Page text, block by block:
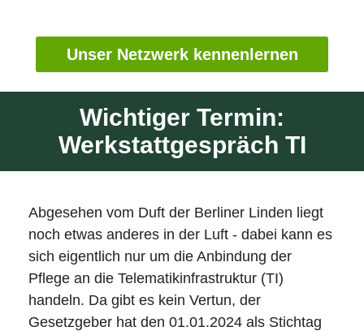
Unser Netzwerk kennenlernen
Wichtiger Termin:
Werkstattgespräch TI
Abgesehen vom Duft der Berliner Linden liegt
noch etwas anderes in der Luft - dabei kann es
sich eigentlich nur um die Anbindung der
Pflege an die Telematikinfrastruktur (TI)
handeln. Da gibt es kein Vertun, der
Gesetzgeber hat den 01.01.2024 als Stichtag